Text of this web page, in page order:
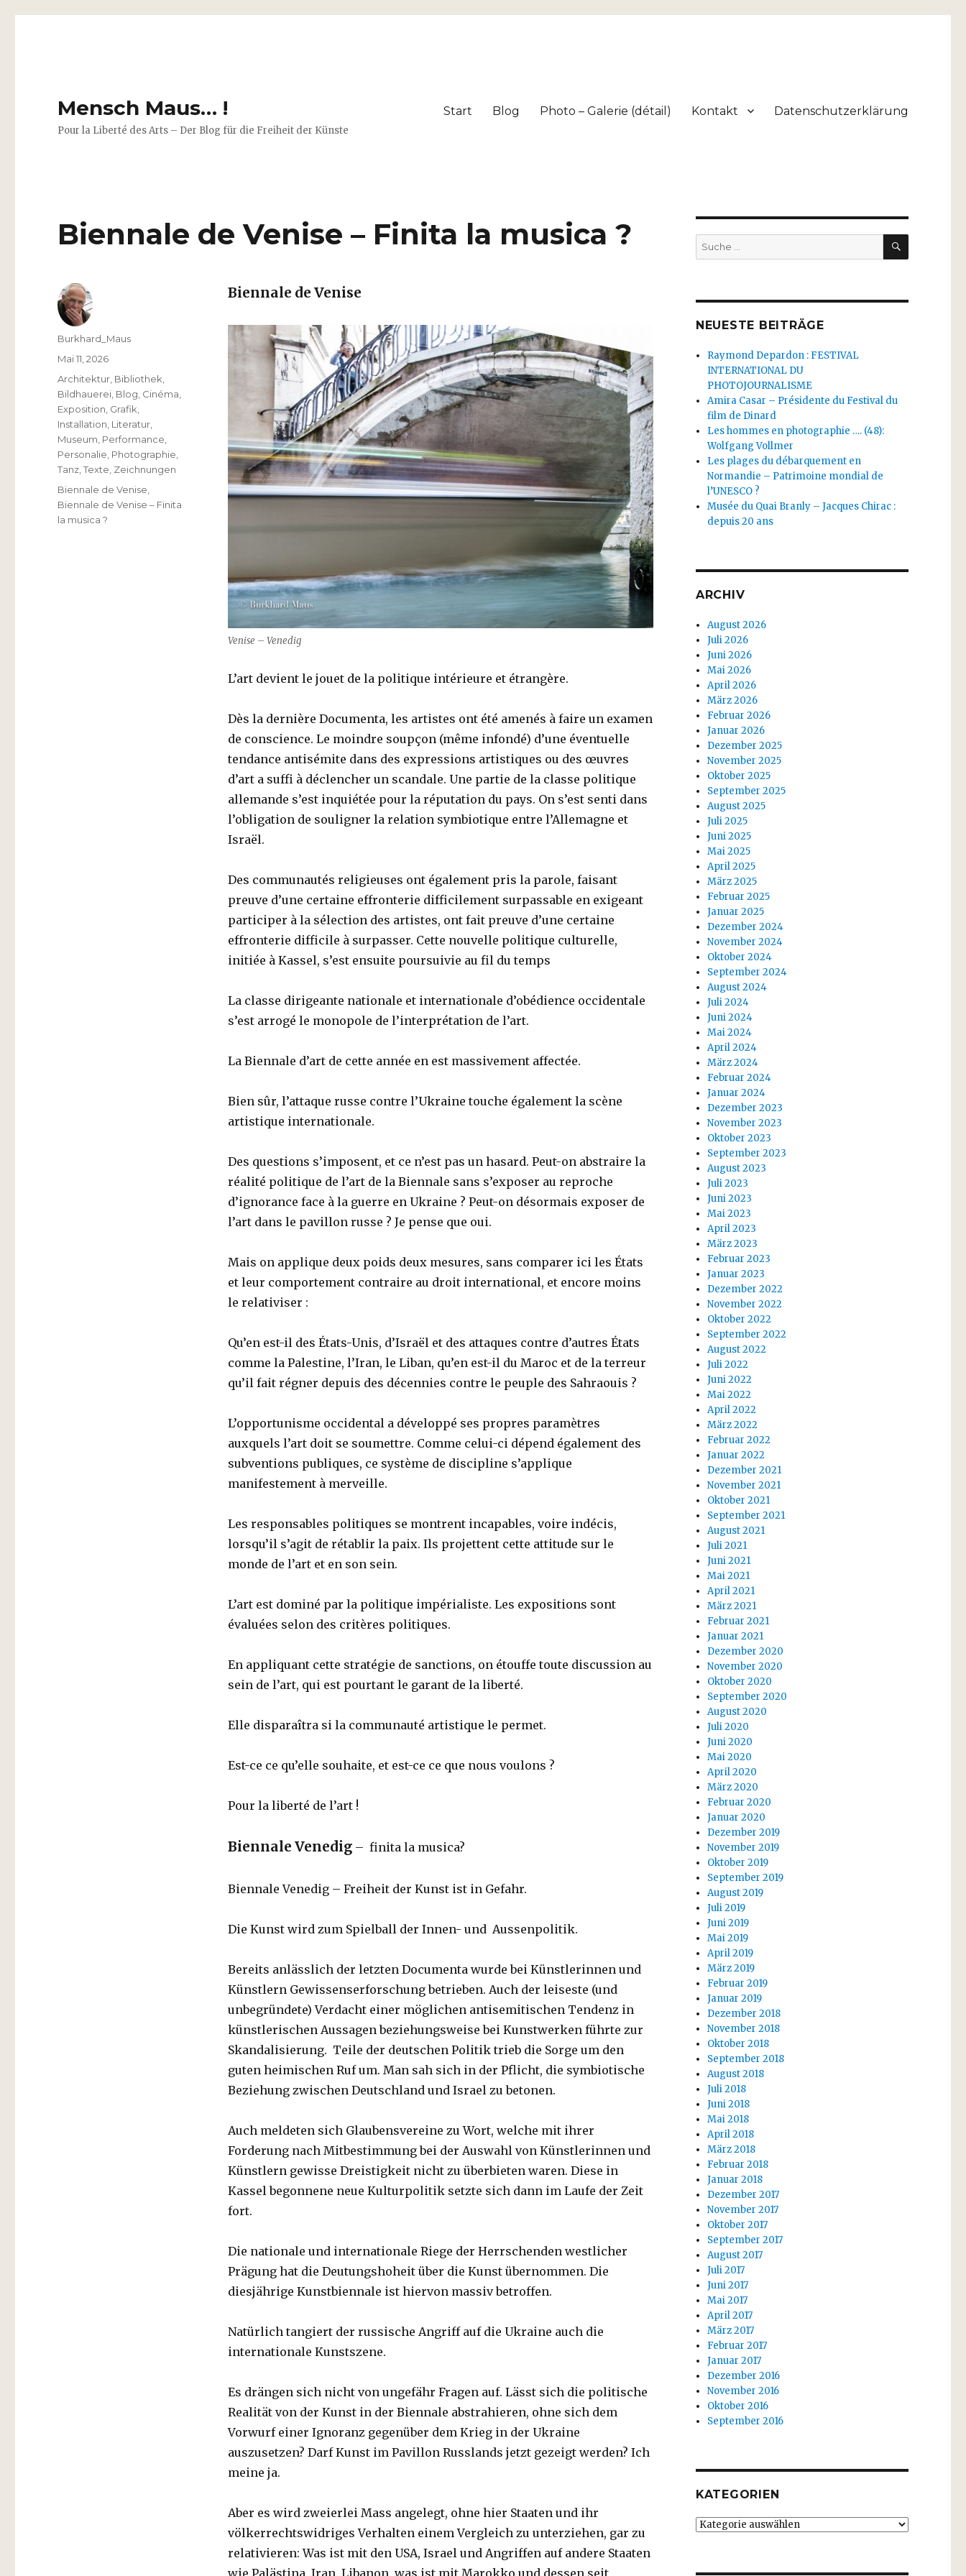
Mensch Maus… !
Pour la Liberté des Arts – Der Blog für die Freiheit der Künste
Start Blog Photo – Galerie (détail) Kontakt Datenschutzerklärung
Biennale de Venise – Finita la musica ?
Biennale de Venise
Venise – Venedig
L’art devient le jouet de la politique intérieure et étrangère.
Dès la dernière Documenta, les artistes ont été amenés à faire un examen
de conscience. Le moindre soupçon (même infondé) d’une éventuelle
tendance antisémite dans des expressions artistiques ou des œuvres
d’art a suffi à déclencher un scandale. Une partie de la classe politique
allemande s’est inquiétée pour la réputation du pays. On s’est senti dans
l’obligation de souligner la relation symbiotique entre l’Allemagne et
Israël.
Des communautés religieuses ont également pris la parole, faisant
preuve d’une certaine effronterie difficilement surpassable en exigeant
participer à la sélection des artistes, ont fait preuve d’une certaine
effronterie difficile à surpasser. Cette nouvelle politique culturelle,
initiée à Kassel, s’est ensuite poursuivie au fil du temps
La classe dirigeante nationale et internationale d’obédience occidentale
s’est arrogé le monopole de l’interprétation de l’art.
La Biennale d’art de cette année en est massivement affectée.
Bien sûr, l’attaque russe contre l’Ukraine touche également la scène
artistique internationale.
Des questions s’imposent, et ce n’est pas un hasard. Peut-on abstraire la
réalité politique de l’art de la Biennale sans s’exposer au reproche
d’ignorance face à la guerre en Ukraine ? Peut-on désormais exposer de
l’art dans le pavillon russe ? Je pense que oui.
Mais on applique deux poids deux mesures, sans comparer ici les États
et leur comportement contraire au droit international, et encore moins
le relativiser :
Qu’en est-il des États-Unis, d’Israël et des attaques contre d’autres États
comme la Palestine, l’Iran, le Liban, qu’en est-il du Maroc et de la terreur
qu’il fait régner depuis des décennies contre le peuple des Sahraouis ?
L’opportunisme occidental a développé ses propres paramètres
auxquels l’art doit se soumettre. Comme celui-ci dépend également des
subventions publiques, ce système de discipline s’applique
manifestement à merveille.
Les responsables politiques se montrent incapables, voire indécis,
lorsqu’il s’agit de rétablir la paix. Ils projettent cette attitude sur le
monde de l’art et en son sein.
L’art est dominé par la politique impérialiste. Les expositions sont
évaluées selon des critères politiques.
En appliquant cette stratégie de sanctions, on étouffe toute discussion au
sein de l’art, qui est pourtant le garant de la liberté.
Elle disparaîtra si la communauté artistique le permet.
Est-ce ce qu’elle souhaite, et est-ce ce que nous voulons ?
Pour la liberté de l’art !
Biennale Venedig– finita la musica?
Biennale Venedig – Freiheit der Kunst ist in Gefahr.
Die Kunst wird zum Spielball der Innen- und Aussenpolitik.
Bereits anlässlich der letzten Documenta wurde bei Künstlerinnen und
Künstlern Gewissenserforschung betrieben. Auch der leiseste (und
unbegründete) Verdacht einer möglichen antisemitischen Tendenz in
künstlerischen Aussagen beziehungsweise bei Kunstwerken führte zur
Skandalisierung. Teile der deutschen Politik trieb die Sorge um den
guten heimischen Ruf um. Man sah sich in der Pflicht, die symbiotische
Beziehung zwischen Deutschland und Israel zu betonen.
Auch meldeten sich Glaubensvereine zu Wort, welche mit ihrer
Forderung nach Mitbestimmung bei der Auswahl von Künstlerinnen und
Künstlern gewisse Dreistigkeit nicht zu überbieten waren. Diese in
Kassel begonnene neue Kulturpolitik setzte sich dann im Laufe der Zeit
fort.
Die nationale und internationale Riege der Herrschenden westlicher
Prägung hat die Deutungshoheit über die Kunst übernommen. Die
diesjährige Kunstbiennale ist hiervon massiv betroffen.
Natürlich tangiert der russische Angriff auf die Ukraine auch die
internationale Kunstszene.
Es drängen sich nicht von ungefähr Fragen auf. Lässt sich die politische
Realität von der Kunst in der Biennale abstrahieren, ohne sich dem
Vorwurf einer Ignoranz gegenüber dem Krieg in der Ukraine
auszusetzen? Darf Kunst im Pavillon Russlands jetzt gezeigt werden? Ich
meine ja.
Aber es wird zweierlei Mass angelegt, ohne hier Staaten und ihr
völkerrechtswidriges Verhalten einem Vergleich zu unterziehen, gar zu
relativieren: Was ist mit den USA, Israel und Angriffen auf andere Staaten
Autor
Burkhard_Maus
Veröffentlicht
Mai 11, 2026
Kategorien
Architektur Bibliothek
Bildhauerei Blog Cinéma
Exposition Grafik
Installation Literatur
Museum Performance
Personalie Photographie
Tanz ,Texte Zeichnungen
Schlagwörter
Biennale de Venise
Biennale de Venise – Finita
la musica ?
Suche
nach:
SUCHEN
NEUESTE BEITRÄGE
Raymond Depardon : FESTIVAL
INTERNATIONAL DU
PHOTOJOURNALISME
Amira Casar – Présidente du Festival du
film de Dinard
Les hommes en photographie …. (48):
Wolfgang Vollmer
Les plages du débarquement en
Normandie – Patrimoine mondial de
l’UNESCO ?
Musée du Quai Branly – Jacques Chirac :
depuis 20 ans
ARCHIV
August 2026
Juli 2026
Juni 2026
Mai 2026
April 2026
März 2026
Februar 2026
Januar 2026
Dezember 2025
November 2025
Oktober 2025
September 2025
August 2025
Juli 2025
Juni 2025
Mai 2025
April 2025
März 2025
Februar 2025
Januar 2025
Dezember 2024
November 2024
Oktober 2024
September 2024
August 2024
Juli 2024
Juni 2024
Mai 2024
April 2024
März 2024
Februar 2024
Januar 2024
Dezember 2023
November 2023
Oktober 2023
September 2023
August 2023
Juli 2023
Juni 2023
Mai 2023
April 2023
März 2023
Februar 2023
Januar 2023
Dezember 2022
November 2022
Oktober 2022
September 2022
August 2022
Juli 2022
Juni 2022
Mai 2022
April 2022
März 2022
Februar 2022
Januar 2022
Dezember 2021
November 2021
Oktober 2021
September 2021
August 2021
Juli 2021
Juni 2021
Mai 2021
April 2021
März 2021
Februar 2021
Januar 2021
Dezember 2020
November 2020
Oktober 2020
September 2020
August 2020
Juli 2020
Juni 2020
Mai 2020
April 2020
März 2020
Februar 2020
Januar 2020
Dezember 2019
November 2019
Oktober 2019
September 2019
August 2019
Juli 2019
Juni 2019
Mai 2019
April 2019
März 2019
Februar 2019
Januar 2019
Dezember 2018
November 2018
Oktober 2018
September 2018
August 2018
Juli 2018
Juni 2018
Mai 2018
April 2018
März 2018
Februar 2018
Januar 2018
Dezember 2017
November 2017
Oktober 2017
September 2017
August 2017
Juli 2017
Juni 2017
Mai 2017
April 2017
März 2017
Februar 2017
Januar 2017
Dezember 2016
November 2016
Oktober 2016
September 2016
KATEGORIEN
Kategorien